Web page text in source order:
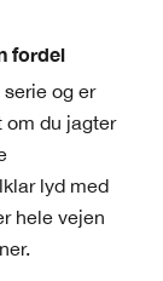
fordel
og er
om du jagter
lyd med
hele vejen